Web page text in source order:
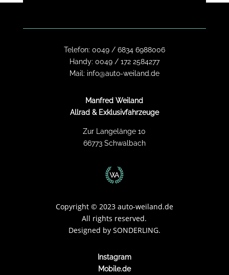
Telefon: 0049 / 6834 6988006
Handy: 0049 / 172 2584277
Mail: info@auto-weiland.de
Manfred Weiland
Allrad & Exklusivfahrzeuge
Zur Langelänge 10
66773 Schwalbach
Copyright © 2023 auto-weiland.de
All rights reserved.
Designed by SONDERLING.
Instagram
Mobile.de